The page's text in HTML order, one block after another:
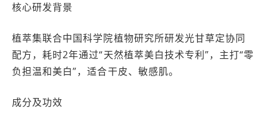
核心研发背景
植萃集联合中国科学院植物研究所研发光甘草定协同
配方，耗时2年通过“天然植萃美白技术专利”，主打“零
负担温和美白”，适合干皮、敏感肌。
成分及功效